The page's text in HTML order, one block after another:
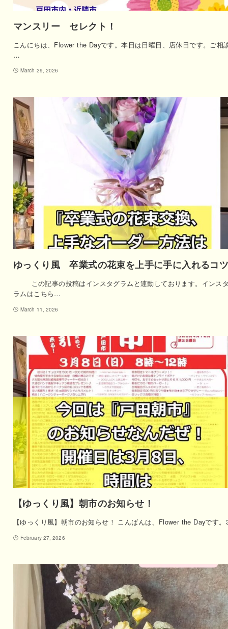
マンスリー セレクト！
こんにちは、Flower the Dayです。本日は日曜日、店休日です。ご相
…
March 29, 2026
ゆっくり風 卒業式の花束を上手に手に入れるコ
この記事の投稿はインスタグラムと連動しております。インス
ラムはこちら…
March 11, 2026
【ゆっくり風】朝市のお知らせ！
【ゆっくり風】朝市のお知らせ！ こんばんは、Flower the Dayです
February 27, 2026